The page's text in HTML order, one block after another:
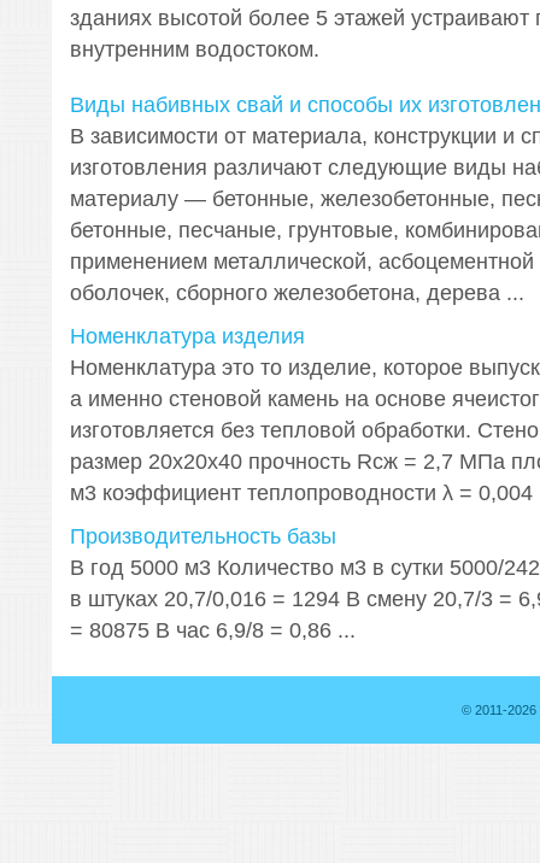
зданиях высотой более 5 этажей устраивают
внутренним водостоком.
Виды набивных свай и способы их
В зависимости от материала, конструкции и
изготовления различают следующие виды
материалу — бетонные, железобетонные,
бетонные, песчаные, грунтовые,
применением металлической, асбоцементной
оболочек, сборного железобетона, дерева ...
Номенклатура изделия
Номенклатура это то изделие, которое
а именно стеновой камень на основе
изготовляется без тепловой обработки.
размер 20х20х40 прочность Rсж = 2,7 МПа
м3 коэффициент теплопроводности λ = 0,004
Производительность базы
В год 5000 м3 Количество м3 в сутки 5000/
в штуках 20,7/0,016 = 1294 В смену 20,7/3 =
= 80875 В час 6,9/8 = 0,86 ...
© 2011-2026